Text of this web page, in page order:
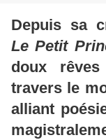
Depuis sa
Le Petit
doux
travers le
alliant